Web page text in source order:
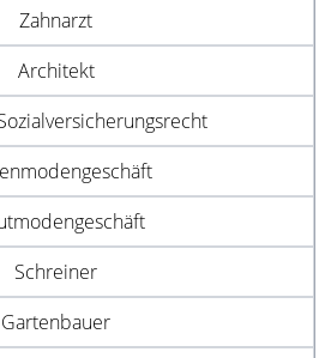
Zahnarzt
Architekt
Schreiner
Gartenbauer